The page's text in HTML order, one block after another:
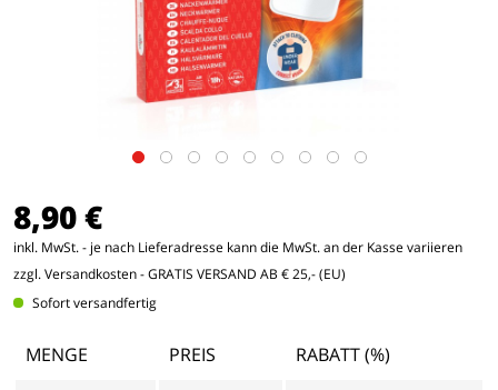
8,90 €
inkl. MwSt. - je nach Lieferadresse kann die MwSt. an der Kasse variieren
zzgl. Versandkosten- GRATIS VERSAND AB € 25,- (EU)
Sofort versandfertig
MENGE PREIS
RABATT (%)